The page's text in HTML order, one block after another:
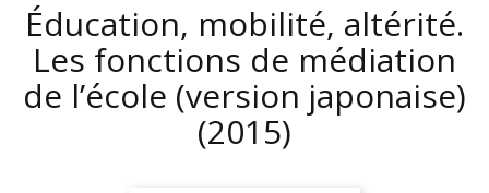
Éducation, mobilité, altérité.
Les fonctions de médiation
de l’école (version japonaise)
(2015)